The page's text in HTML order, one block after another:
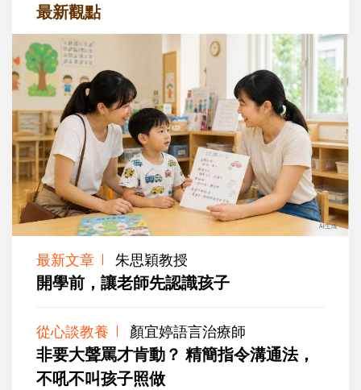
最新觀點
最新文章 朱思穎教授
開學前，讓老師先認識孩子
從心談教養 顏宜婷語言治療師
非要大聲罵才肯動？ 精簡指令溝通法，
不吼不叫孩子照做